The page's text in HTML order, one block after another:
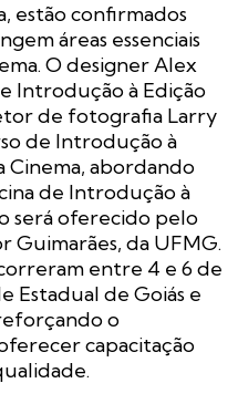
estão confirmados
áreas essenciais
O designer Alex
Introdução à Edição
de fotografia Larry
de Introdução à
Cinema, abordando
de Introdução à
será oferecido pelo
Guimarães, da UFMG.
entre 4 e 6 de
Estadual de Goiás e
o
capacitação